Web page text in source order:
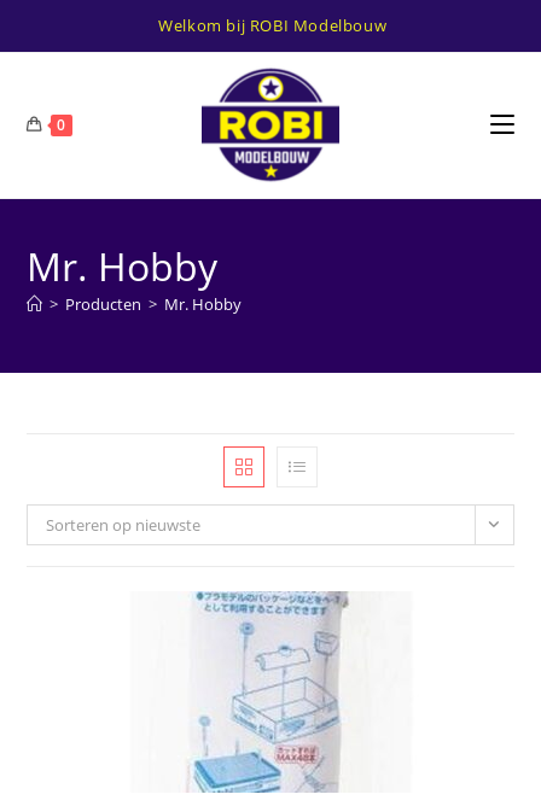
Welkom bij ROBI Modelbouw
0
Mr. Hobby
> Producten > Mr. Hobby
Sorteren op nieuwste